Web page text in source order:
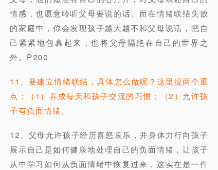
情感，也愿意聆听父母要说的话。而在情绪联结失败
的家庭中，你会发现孩子越大越不和父母说话，把自
己紧紧地包裹起来，也将父母隔绝在自己的世界之
外。P200
11、要建立情绪联结，具体怎么做呢？这里提两个重
点：（1）养成每天和孩子交流的习惯；（2）允许孩
子有负面情绪。
12、父母允许孩子经历喜怒哀乐，并身体力行向孩子
展示自己是如何健康地处理自己的负面情绪，让孩子
从中学习如何从负面情绪中恢复过来，这实在是一件